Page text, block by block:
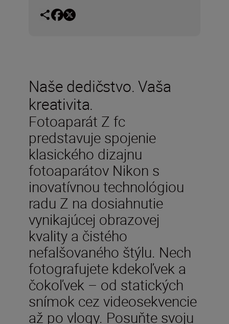
Naše dedičstvo. Vaša
kreativita.
Fotoaparát Z fc
predstavuje spojenie
klasického dizajnu
fotoaparátov Nikon s
inovatívnou technológiou
radu Z na dosiahnutie
vynikajúcej obrazovej
kvality a čistého
nefalšovaného štýlu. Nech
fotografujete kdekoľvek a
čokoľvek – od statických
snímok cez videosekvencie
až po vlogy. Posuňte svoju